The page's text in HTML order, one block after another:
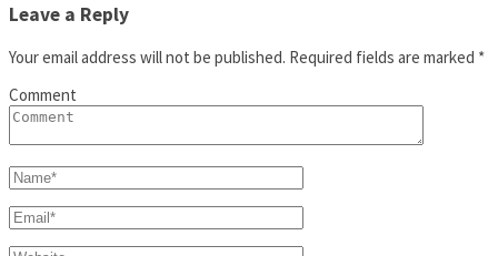
Leave a Reply
Your email address will not be published. Required fields are marked *
Comment